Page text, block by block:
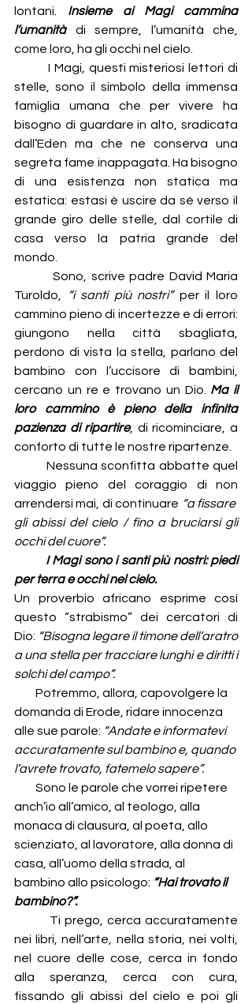
lontani. Insieme ai Magi cammina
l’umanità
di sempre, l’umanità che,
come loro, ha gli occhi nel cielo.
I Magi, questi misteriosi lettori di
stelle, sono il simbolo della immensa
famiglia umana che per vivere ha
bisogno di guardare in alto, sradicata
dall’Eden ma che ne conserva una
segreta fame inappagata. Ha bisogno
di una esistenza non statica ma
estatica: estasi è uscire da sé verso il
grande giro delle stelle, dal cortile di
casa verso la patria grande del
mondo.
Sono, scrive padre David Maria
Turoldo, “i santi più nostri” per il loro
cammino pieno di incertezze e di errori:
giungono nella città sbagliata,
perdono di vista la stella, parlano del
bambino con l’uccisore di bambini,
cercano un re e trovano un Dio. Ma il
loro cammino è pieno della infinita
pazienza di ripartire, di ricominciare, a
conforto di tutte le nostre ripartenze.
Nessuna sconfitta abbatte quel
viaggio pieno del coraggio di non
arrendersi mai, di continuare “a fissare
gli abissi del cielo / fino a bruciarsi gli
occhi del cuore”.
I Magi sono i santi più nostri: piedi
per terra e occhi nel cielo.
Un proverbio africano esprime così
questo “strabismo” dei cercatori di
Dio: “Bisogna legare il timone dell’aratro
a una stella per tracciare lunghi e diritti i
solchi del campo”.
Potremmo, allora, capovolgere la
domanda di Erode, ridare innocenza
alle sue parole: “Andate e informatevi
accuratamente sul bambino e, quando
l’avrete trovato, fatemelo sapere”.
Sono le parole che vorrei ripetere
anch’io all’amico, al teologo, alla
monaca di clausura, al poeta, allo
scienziato, al lavoratore, alla donna di
casa, all’uomo della strada, al
bambino allo psicologo: “Hai trovato il
bambino?”.
Ti prego, cerca accuratamente
nei libri, nell’arte, nella storia, nei volti,
nel cuore delle cose, cerca in fondo
alla speranza, cerca con cura,
fissando gli abissi del cielo e poi gli